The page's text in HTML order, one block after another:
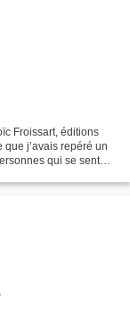
Froissart, éditions
j’avais repéré un
qui se sentent